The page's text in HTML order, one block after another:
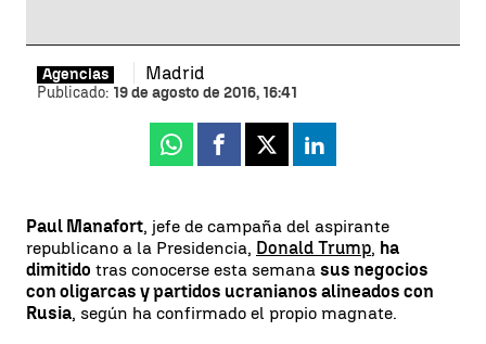
Agencias Madrid
Publicado: 19 de agosto de 2016, 16:41
Whatsapp
Facebook
X Linkedin
Paul Manafort, jefe de campaña del aspirante
republicano a la Presidencia, Donald Trump, ha
dimitido tras conocerse esta semana sus negocios
con oligarcas y partidos ucranianos alineados con
Rusia, según ha confirmado el propio magnate.